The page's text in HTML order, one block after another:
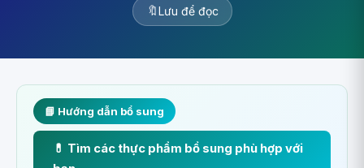
🔖Lưu để đọc
📘 Hướng dẫn bổ sung
💊 Tìm các thực phẩm bổ sung phù hợp với